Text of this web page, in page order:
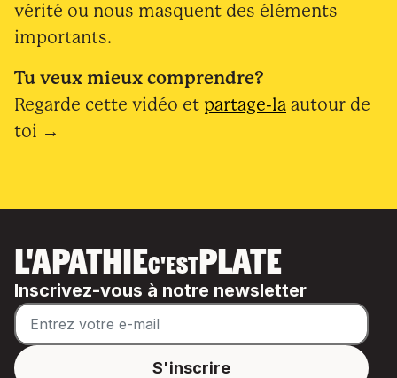
vérité ou nous masquent des éléments
importants.
Tu veux mieux comprendre?
Regarde cette vidéo et partage-la autour de
toi →
L'APATHIEC'ESTPLATE
Inscrivez-vous à notre newsletter